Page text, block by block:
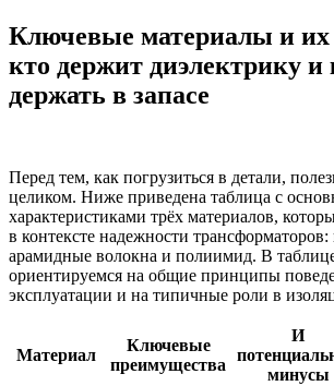
Ключевые материалы и их
кто держит диэлектрику и
держать в запасе
Перед тем, как погрузиться в детали,
целиком. Ниже приведена таблица с
характеристиками трёх материалов,
в контексте надежности
арамидные волокна и полиимид. В
ориентируемся на общие принципы
эксплуатации и на типичные роли в
Материал
Ключевые
преимущества
И
минусы